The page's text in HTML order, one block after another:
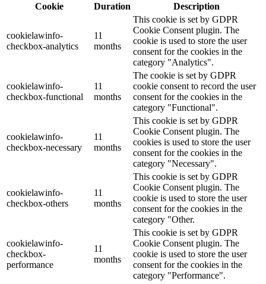
Cookie
Duration Description
cookielawinfo-
checkbox-analytics
11
months
This cookie is set by GDPR
Cookie Consent plugin. The
cookie is used to store the user
consent for the cookies in the
category "Analytics".
cookielawinfo-
checkbox-functional
11
months
The cookie is set by GDPR
cookie consent to record the user
consent for the cookies in the
category "Functional".
cookielawinfo-
checkbox-necessary
11
months
This cookie is set by GDPR
Cookie Consent plugin. The
cookies is used to store the user
consent for the cookies in the
category "Necessary".
cookielawinfo-
checkbox-others
11
months
This cookie is set by GDPR
Cookie Consent plugin. The
cookie is used to store the user
consent for the cookies in the
category "Other.
cookielawinfo-
checkbox-
performance
11
months
This cookie is set by GDPR
Cookie Consent plugin. The
cookie is used to store the user
consent for the cookies in the
category "Performance".